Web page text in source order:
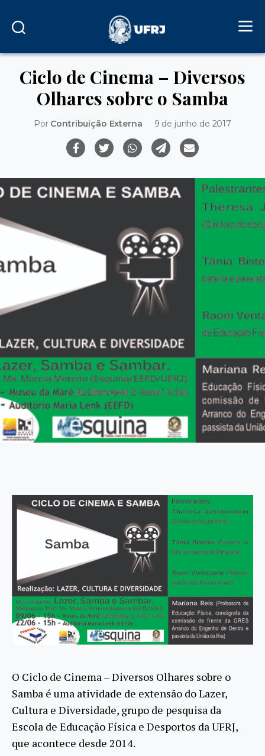
Ciclo de Cinema – Diversos
Olhares sobre o Samba
Por Contribuição Externa 9 de junho de 2017
O Ciclo de Cinema – Diversos Olhares sobre o
Samba é uma atividade de extensão do Lazer,
Cultura e Diversidade, grupo de pesquisa da
Escola de Educação Física e Desportos da UFRJ,
que acontece desde 2014.